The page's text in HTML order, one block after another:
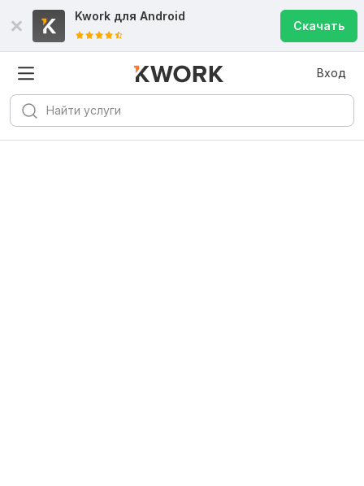
Kwork для Android
Скачать
Вход